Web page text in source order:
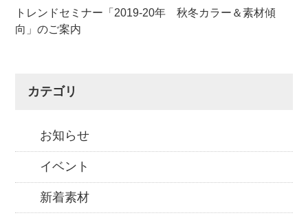
トレンドセミナー「2019-20年 秋冬カラー＆素材傾
向」のご案内
カテゴリ
お知らせ
イベント
新着素材